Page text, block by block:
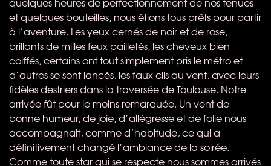
et quelques bouteilles, nous étions tous prêts pour partir
à l’aventure. Les yeux cernés de noir et de rose,
brillants de milles feux pailletés, les cheveux bien
coiffés, certains ont tout simplement pris le métro et
d’autres se sont lancés, les faux cils au vent, avec leurs
fidèles destriers dans la traversée de Toulouse. Notre
arrivée fût pour le moins remarquée. Un vent de
bonne humeur, de joie, d’allégresse et de folie nous
accompagnait, comme d’habitude, ce qui a
définitivement changé l’ambiance de la soirée.
Comme toute star qui se respecte nous sommes arrivés